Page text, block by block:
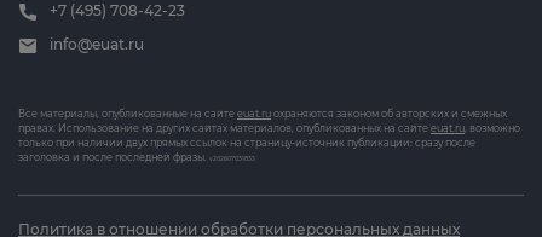
+7 (495) 708-42-23
info@euat.ru
Все материалы, опубликованные на сайте euat.ru охраняются законом об авторских и смежных
правах. Использование на других сайтах материалов, опубликованных на сайте euat.ru, возможно
только при наличии двух прямых ссылок на страницу-источник публикации: сразу после
заголовка и после последней фразы. v202607031833
Политика в отношении обработки персональных данных